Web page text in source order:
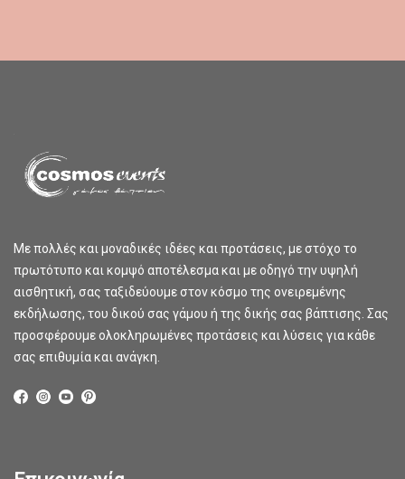
Με πολλές και μοναδικές ιδέες και προτάσεις, με στόχο το
πρωτότυπο και κομψό αποτέλεσμα και με οδηγό την υψηλή
αισθητική, σας ταξιδεύουμε στον κόσμο της ονειρεμένης
εκδήλωσης, του δικού σας γάμου ή της δικής σας βάπτισης. Σας
προσφέρουμε ολοκληρωμένες προτάσεις και λύσεις για κάθε
σας επιθυμία και ανάγκη.